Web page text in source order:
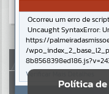
Resultados para""
Portais
AUTOATENDIMENTO
Política
Ocorreu um erro de
Uncaught SyntaxError:
https://
/
Verificar Mais Detalhes